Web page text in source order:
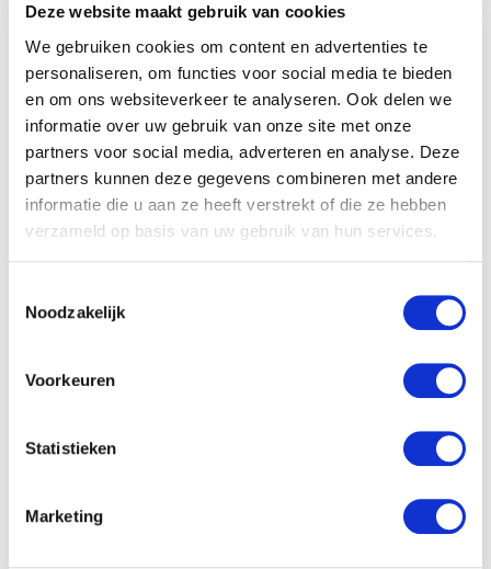
Deze website maakt gebruik van cookies
We gebruiken cookies om content en advertenties te
personaliseren, om functies voor social media te bieden
en om ons websiteverkeer te analyseren. Ook delen we
informatie over uw gebruik van onze site met onze
partners voor social media, adverteren en analyse. Deze
partners kunnen deze gegevens combineren met andere
informatie die u aan ze heeft verstrekt of die ze hebben
verzameld op basis van uw gebruik van hun services.
Noodzakelijk
Voorkeuren
Statistieken
Marketing
Context onverschuldigde betaling
Je kan natuurlijk op veel manieren je geld
terug willen vragen. Een vereniging heeft
niet zoals een consument allerhande
beschermingen. Zo kan je als vereniging
niet zonder reden een online gesloten
consumenten. Je hebt nog de optie dat
gesloten kon worden namens de
onbevoegde vertegenwoordiging.
dat een
vereniging een rechtspersoon is.